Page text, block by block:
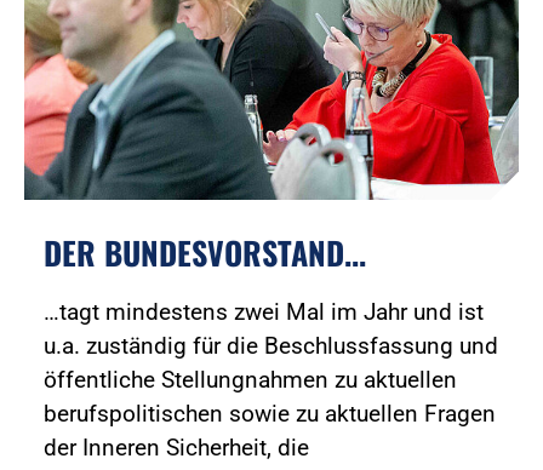
DER BUNDESVORSTAND...
…tagt mindestens zwei Mal im Jahr und ist
u.a. zuständig für die Beschlussfassung und
öffentliche Stellungnahmen zu aktuellen
berufspolitischen sowie zu aktuellen Fragen
der Inneren Sicherheit, die